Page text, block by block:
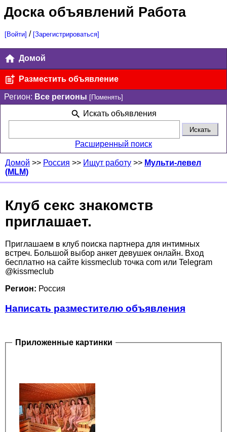
Доска объявлений Работа
[Войти] / [Зарегистрироваться]
Домой
Разместить объявление
Регион: Все регионы [Поменять]
Искать объявления
Расширенный поиск
Домой >> Россия >> Ищут работу >> Мульти-левел
(MLM)
Клуб секс знакомств
приглашает.
Приглашаем в клуб поиска партнера для интимных
встреч. Большой выбор анкет девушек онлайн. Вход
бесплатно на сайте kissmeclub точка com или Telegram
@kissmeclub
Регион: Россия
Написать разместителю объявления
Приложенные картинки